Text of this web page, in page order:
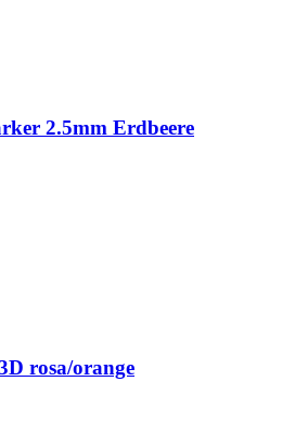
2.5mm Erdbeere
rosa/orange